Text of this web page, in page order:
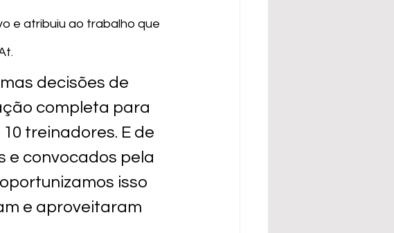
e atribuiu ao trabalho que
decisões de
completa para
treinadores. E de
e convocados pela
isso
e aproveitaram